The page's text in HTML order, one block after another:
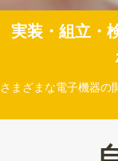
実装・組立・
さまざまな電子機器の